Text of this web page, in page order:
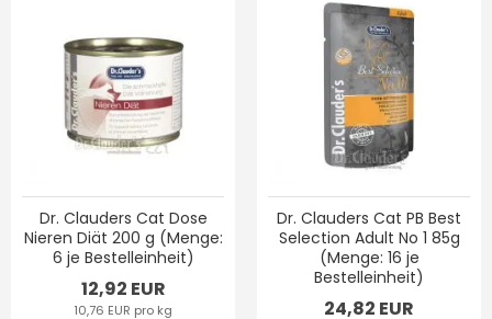
Dr. Clauders Cat Dose
Nieren Diät 200 g (Menge:
6 je Bestelleinheit)
12,92 EUR
10,76 EUR pro kg
Dr. Clauders Cat PB Best
Selection Adult No 1 85g
(Menge: 16 je
Bestelleinheit)
24,82 EUR